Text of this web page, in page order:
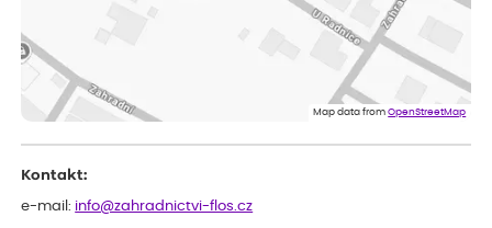
Dobrý den, byli jsme spokojeni
Eshop, objednání bylo v pořádku, žádný problém. Jen jsem byla
smutná z dodávky jedné kytky, která nebyla v nejlepší kondici a i
Map data fromOpenStreetMap
Kontakt:
e-mail: info@zahradnictvi-flos.cz